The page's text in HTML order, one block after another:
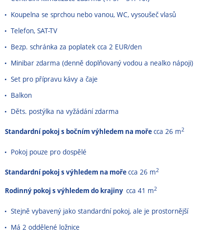
Koupelna se sprchou nebo vanou, WC, vysoušeč vlasů
Telefon, SAT-TV
Bezp. schránka za poplatek cca 2 EUR/den
Minibar zdarma (denně doplňovaný vodou a nealko nápoji)
Set pro přípravu kávy a čaje
Balkon
Děts. postýlka na vyžádání zdarma
Standardní pokoj s bočním výhledem na mořecca 26 m2
Pokoj pouze pro dospělé
Standardní pokoj s výhledem na mořecca 26 m2
Rodinný pokoj s výhledem do krajiny cca 41 m2
Stejně vybavený jako standardní pokoj, ale je prostornější
Má 2 oddělené ložnice